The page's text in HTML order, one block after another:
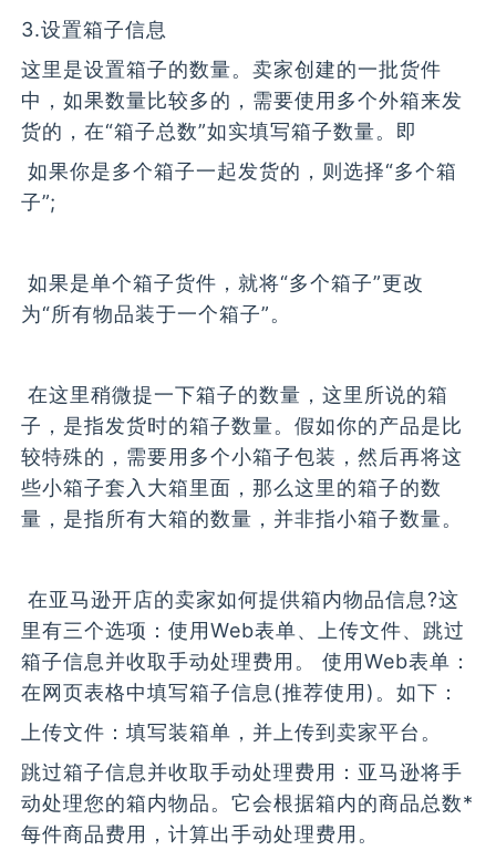
3.设置箱子信息
这里是设置箱子的数量。卖家创建的一批货件
中，如果数量比较多的，需要使用多个外箱来发
货的，在“箱子总数”如实填写箱子数量。即
如果你是多个箱子一起发货的，则选择“多个箱
子”;
如果是单个箱子货件，就将“多个箱子”更改
为“所有物品装于一个箱子”。
在这里稍微提一下箱子的数量，这里所说的箱
子，是指发货时的箱子数量。假如你的产品是比
较特殊的，需要用多个小箱子包装，然后再将这
些小箱子套入大箱里面，那么这里的箱子的数
量，是指所有大箱的数量，并非指小箱子数量。
在亚马逊开店的卖家如何提供箱内物品信息?这
里有三个选项：使用Web表单、上传文件、跳过
箱子信息并收取手动处理费用。 使用Web表单：
在网页表格中填写箱子信息(推荐使用)。如下：
上传文件：填写装箱单，并上传到卖家平台。
跳过箱子信息并收取手动处理费用：亚马逊将手
动处理您的箱内物品。它会根据箱内的商品总数*
每件商品费用，计算出手动处理费用。